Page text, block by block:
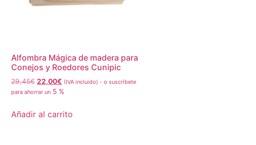
Alfombra Mágica de madera para
Conejos y Roedores Cunipic
29,45€ 22,00€ (IVA incluido) - o suscríbete
para ahorrar un 5 %
Añadir al carrito